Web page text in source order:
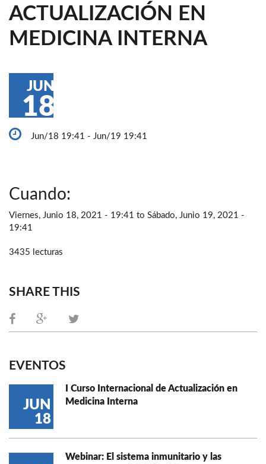
ACTUALIZACIÓN EN
MEDICINA INTERNA
JUN
18
Jun/18 19:41 - Jun/19 19:41
Cuando:
Viernes, Junio 18, 2021 - 19:41 to Sábado, Junio 19, 2021 -
19:41
3435 lecturas
SHARE THIS
EVENTOS
JUN
18
I Curso Internacional de Actualización en
Medicina Interna
Webinar: El sistema inmunitario y las